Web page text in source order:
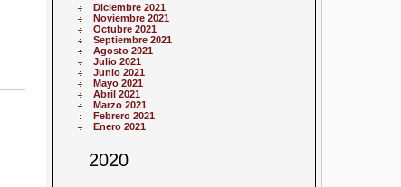
Diciembre 2021
Noviembre 2021
Octubre 2021
Septiembre 2021
Agosto 2021
Julio 2021
Junio 2021
Mayo 2021
Abril 2021
Marzo 2021
Febrero 2021
Enero 2021
2020